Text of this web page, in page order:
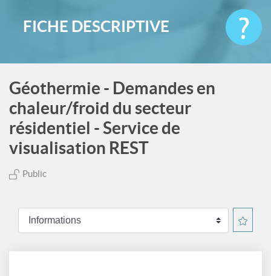
FICHE DESCRIPTIVE
Géothermie - Demandes en
chaleur/froid du secteur
résidentiel - Service de
visualisation REST
Public